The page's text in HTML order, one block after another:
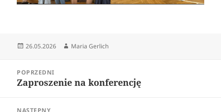
Data
26.05.2026 Autor
Maria Gerlich
wpisuPOPRZEDNI
Poprzedni
Zaproszenie na konferencję
NASTĘPNY